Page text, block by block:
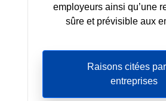
employeurs ainsi qu’une
sûre et prévisible aux
Raisons citées
entreprises